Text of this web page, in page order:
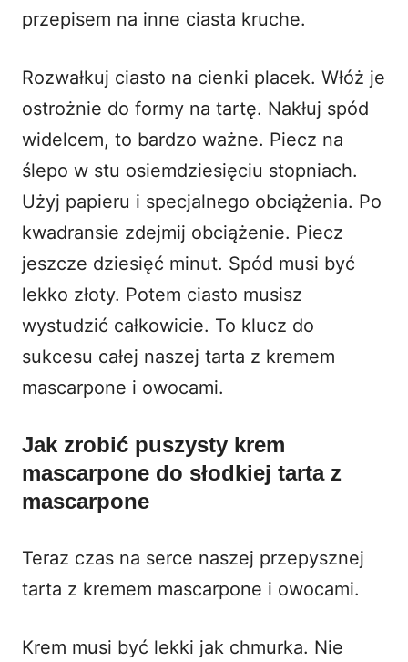
przepisem na inne ciasta kruche.
Rozwałkuj ciasto na cienki placek. Włóż je
ostrożnie do formy na tartę. Nakłuj spód
widelcem, to bardzo ważne. Piecz na
ślepo w stu osiemdziesięciu stopniach.
Użyj papieru i specjalnego obciążenia. Po
kwadransie zdejmij obciążenie. Piecz
jeszcze dziesięć minut. Spód musi być
lekko złoty. Potem ciasto musisz
wystudzić całkowicie. To klucz do
sukcesu całej naszej tarta z kremem
mascarpone i owocami.
Jak zrobić puszysty krem
mascarpone do słodkiej tarta z
mascarpone
Teraz czas na serce naszej przepysznej
tarta z kremem mascarpone i owocami.
Krem musi być lekki jak chmurka. Nie